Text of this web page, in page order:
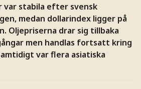
var stabila efter svensk
medan dollarindex ligger på
Oljepriserna drar sig tillbaka
men handlas fortsatt kring
var flera asiatiska